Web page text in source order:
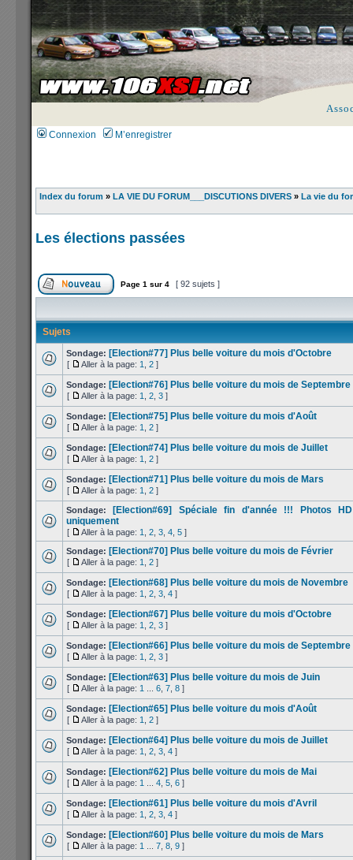
Connexion M’enregistrer
Index du forum » LA VIE DU FORUM___DISCUTIONS DIVERS » La vie du
Les élections passées
Page 1 sur 4 [ 92 sujets ]
Sujets
Sondage: [Election#77] Plus belle voiture du mois d'Octobre
[ Aller à la page: 1 2 ]
Sondage: [Election#76] Plus belle voiture du mois de Septembre
[ Aller à la page: 1 2 3 ]
Sondage: [Election#75] Plus belle voiture du mois d'Août
[ Aller à la page: 1 2 ]
Sondage: [Election#74] Plus belle voiture du mois de Juillet
[ Aller à la page: 1 2 ]
Sondage: [Election#71] Plus belle voiture du mois de Mars
[ Aller à la page: 1 2 ]
Sondage:
[Election#69] Spéciale fin d'année !!! Photos HD
uniquement
[ Aller à la page: 1 2 3 4 5 ]
Sondage: [Election#70] Plus belle voiture du mois de Février
[ Aller à la page: 1 2 ]
Sondage: [Election#68] Plus belle voiture du mois de Novembre
[ Aller à la page: 1 2 3 4 ]
Sondage: [Election#67] Plus belle voiture du mois d'Octobre
[ Aller à la page: 1 2 3 ]
Sondage: [Election#66] Plus belle voiture du mois de Septembre
[ Aller à la page: 1 2 3 ]
Sondage: [Election#63] Plus belle voiture du mois de Juin
[ Aller à la page: 1 6 7 8 ]
Sondage: [Election#65] Plus belle voiture du mois d'Août
[ Aller à la page: 1 2 ]
Sondage: [Election#64] Plus belle voiture du mois de Juillet
[ Aller à la page: 1 2 3 4 ]
Sondage: [Election#62] Plus belle voiture du mois de Mai
[ Aller à la page: 1 4 5 6 ]
Sondage: [Election#61] Plus belle voiture du mois d'Avril
[ Aller à la page: 1 2 3 4 ]
Sondage: [Election#60] Plus belle voiture du mois de Mars
[ Aller à la page: 1 7 8 9 ]